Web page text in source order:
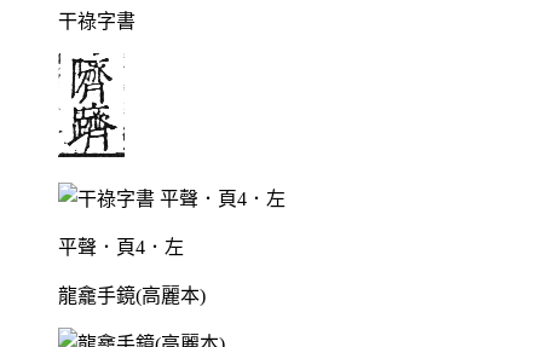
干祿字書
平聲．頁4．左
龍龕手鏡(高麗本)